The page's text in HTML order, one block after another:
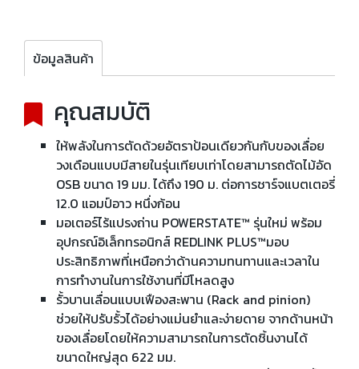
ข้อมูลสินค้า
คุณสมบัติ
ให้พลังในการตัดด้วยอัตราป้อนเดียวกันกับของเลื่อย
วงเดือนแบบมีสายในรุ่นเทียบเท่าโดยสามารถตัดไม้อัด
OSB ขนาด 19 มม. ได้ถึง 190 ม. ต่อการชาร์จแบตเตอรี่
12.0 แอมป์อาว หนึ่งก้อน​
มอเตอร์ไร้แปรงถ่าน POWERSTATE™ รุ่นใหม่ พร้อม
อุปกรณ์อิเล็กทรอนิกส์ REDLINK PLUS™มอบ
ประสิทธิภาพที่เหนือกว่าด้านความทนทานและเวลาใน
การทำงานในการใช้งานที่มีโหลดสูง​
รั้วบานเลื่อนแบบเฟืองสะพาน (Rack and pinion)
ช่วยให้ปรับรั้วได้อย่างแม่นยำและง่ายดาย จากด้านหน้า
ของเลื่อยโดยให้ความสามารถในการตัดชิ้นงานได้
ขนาดใหญ่สุด 622 มม.​